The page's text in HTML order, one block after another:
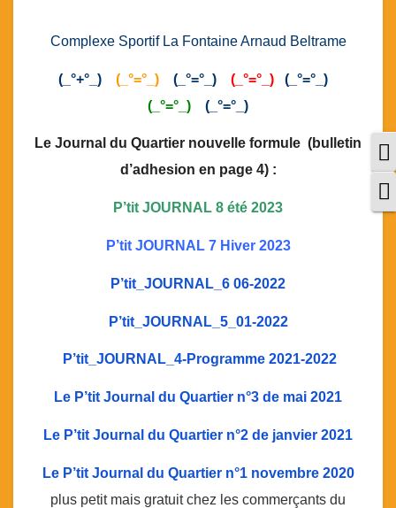
Complexe Sportif La Fontaine Arnaud Beltrame
(_°+°_) (_°=°_)(_°=°_) (_°=°_)
(_°=°_)
(_°=°_)
(_°=°_)
Le Journal du Quartier nouvelle formule (bulletin
d’adhesion en page 4) :
P’tit JOURNAL 8 été 2023
P’tit JOURNAL 7 Hiver 2023
P’tit_JOURNAL_6 06-2022
P’tit_JOURNAL_5_01-2022
P’tit_JOURNAL_4-Programme 2021-2022
Le P’tit Journal du Quartier n°3 de mai 2021
Le P’tit Journal du Quartier n°2 de janvier 2021
Le P’tit Journal du Quartier n°1 novembre 2020
plus petit mais gratuit chez les commerçants du